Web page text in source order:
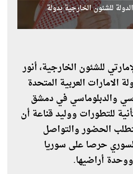
للشئون الخارجية بدولة
للشئون الخارجية، أنور
الامارات العربية المتحدة
والدبلوماسي في دمشق
للتطورات ووليد قناعة أن
الحضور والتواصل
حرصا على سوريا
أراضيها.